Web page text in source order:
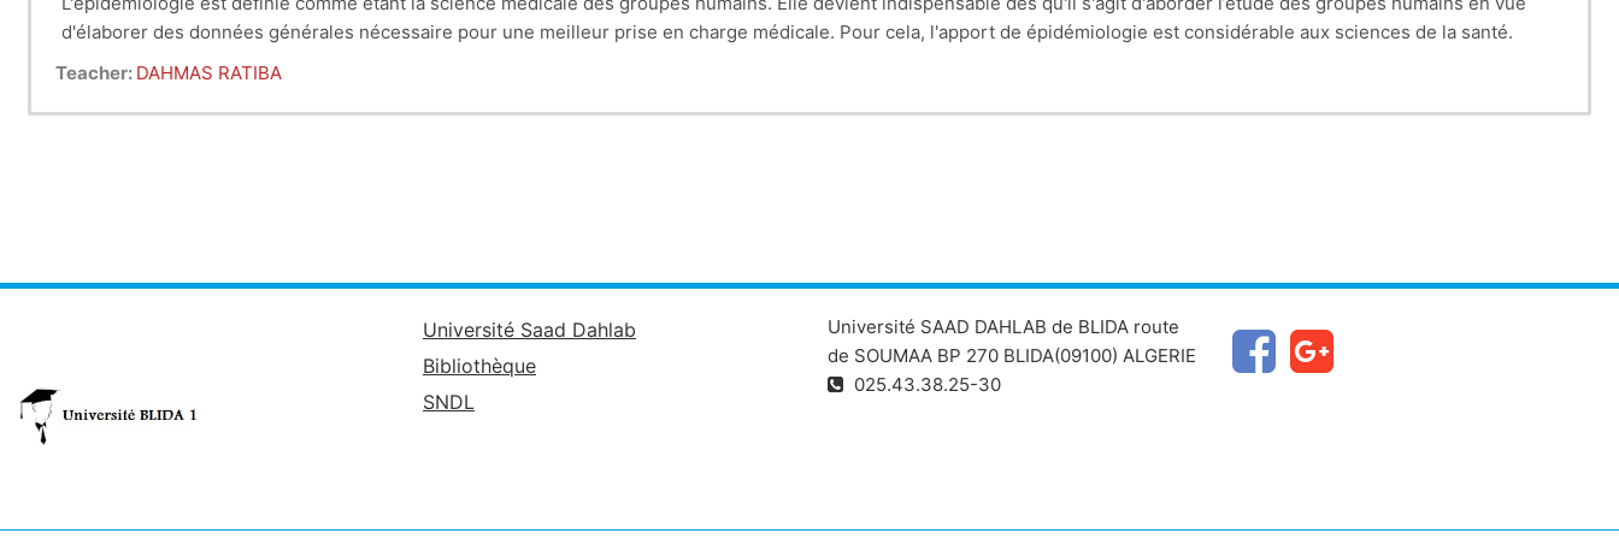
d'élaborer des données générales nécessaire pour une meilleur prise en charge médicale. Pour cela, l'apport de épidémiologie est considérable aux sciences de la santé.
Teacher: DAHMAS RATIBA
Université Saad Dahlab
Bibliothèque
SNDL
Université SAAD DAHLAB de BLIDA route
de SOUMAA BP 270 BLIDA(09100) ALGERIE
025.43.38.25-30